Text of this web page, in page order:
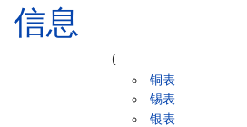
信息
(
铜表
锡表
银表